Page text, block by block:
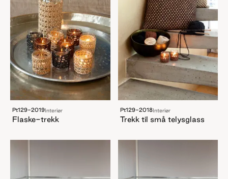
Pt129-2019Interiør
Flaske-trekk
Pt129-2018Interiør
Trekk til små telysglass